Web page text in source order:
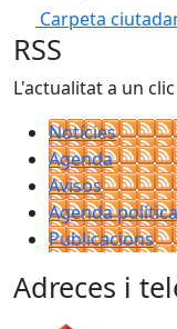
Carpeta
RSS
L'actualitat a un clic
Notícies
Agenda
Avisos
Agenda política
Publicacions
Adreces i